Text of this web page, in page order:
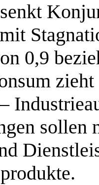
0,9
sollen